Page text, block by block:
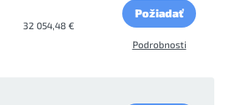
32 054,48 €
Požiadať
Podrobnosti